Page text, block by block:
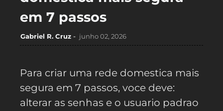
em 7 passos
Gabriel R. Cruz junho 02, 2026
Para criar uma rede domestica mais
segura em 7 passos, voce deve:
alterar as senhas e o usuario padrao